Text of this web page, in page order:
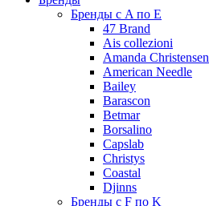
Бренды с A по E
47 Brand
Ais collezioni
Amanda Christensen
American Needle
Bailey
Barascon
Betmar
Borsalino
Capslab
Christys
Coastal
Djinns
Бренды с F по K